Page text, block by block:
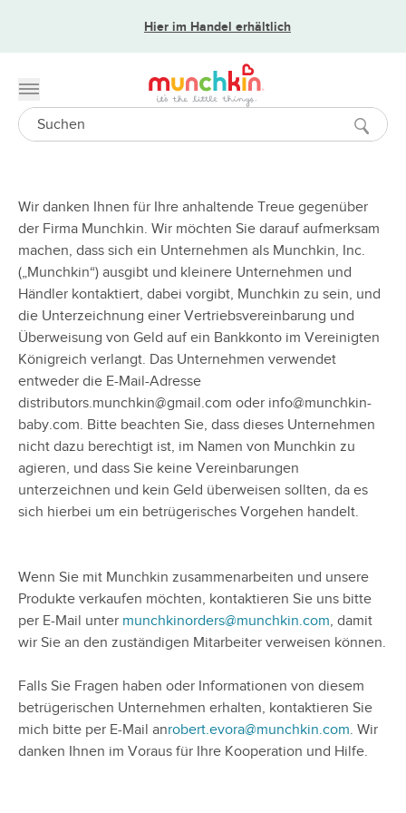
Hier im Handel erhältlich
Toggle menu
Search
Wir danken Ihnen für Ihre anhaltende Treue gegenüber
der Firma Munchkin. Wir möchten Sie darauf aufmerksam
machen, dass sich ein Unternehmen als Munchkin, Inc.
(„Munchkin“) ausgibt und kleinere Unternehmen und
Händler kontaktiert, dabei vorgibt, Munchkin zu sein, und
die Unterzeichnung einer Vertriebsvereinbarung und
Überweisung von Geld auf ein Bankkonto im Vereinigten
Königreich verlangt. Das Unternehmen verwendet
entweder die E-Mail-Adresse
distributors.munchkin@gmail.com oder info@munchkin-
baby.com. Bitte beachten Sie, dass dieses Unternehmen
nicht dazu berechtigt ist, im Namen von Munchkin zu
agieren, und dass Sie keine Vereinbarungen
unterzeichnen und kein Geld überweisen sollten, da es
sich hierbei um ein betrügerisches Vorgehen handelt.
Wenn Sie mit Munchkin zusammenarbeiten und unsere
Produkte verkaufen möchten, kontaktieren Sie uns bitte
per E-Mail unter munchkinorders@munchkin.com, damit
wir Sie an den zuständigen Mitarbeiter verweisen können.
Falls Sie Fragen haben oder Informationen von diesem
betrügerischen Unternehmen erhalten, kontaktieren Sie
mich bitte per E-Mail anrobert.evora@munchkin.com. Wir
danken Ihnen im Voraus für Ihre Kooperation und Hilfe.